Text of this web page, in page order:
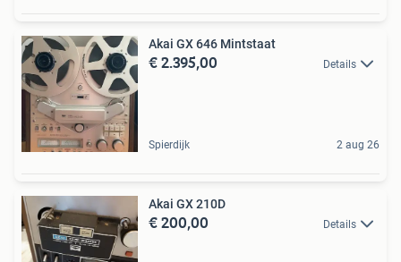
Akai GX 646 Mintstaat
€ 2.395,00 Details
Spierdijk 2 aug 26
Akai GX 210D
€ 200,00 Details